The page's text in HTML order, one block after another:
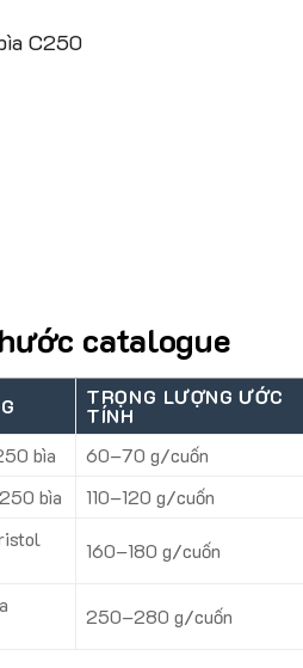
C250
catalogue
TRỌNG LƯỢNG ƯỚC
TÍNH
bìa
60–70 g/cuốn
bìa 110–120 g/cuốn
160–180 g/cuốn
250–280 g/cuốn